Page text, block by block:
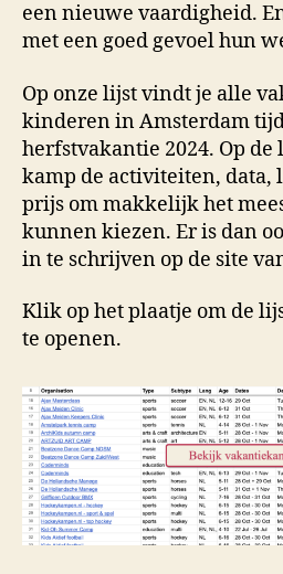
een nieuwe vaardigheid.
met een goed gevoel hun
Op onze lijst vindt je alle
kinderen in Amsterdam
herfstvakantie 2024. Op
kamp de activiteiten, data,
prijs om makkelijk het
kunnen kiezen. Er is dan
in te schrijven op de site
Klik op het plaatje om de
te openen.